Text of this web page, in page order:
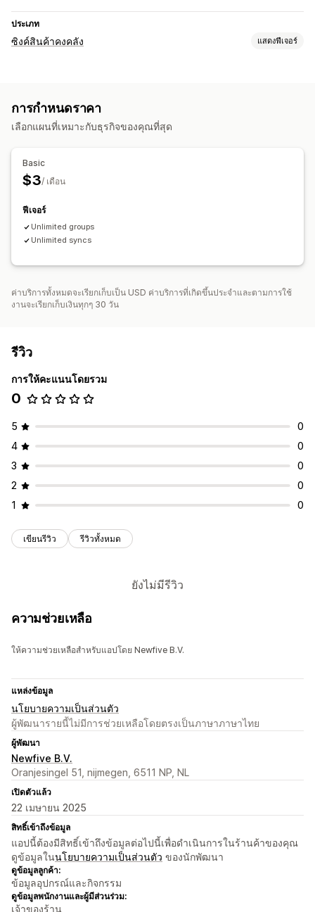
ประเภท
ซิงค์สินค้าคงคลัง แสดงฟีเจอร์
การกำหนดราคา
เลือกแผนที่เหมาะกับธุรกิจของคุณที่สุด
Basic
$3/ เดือน
ฟีเจอร์
Unlimited groups
Unlimited syncs
ค่าบริการทั้งหมดจะเรียกเก็บเป็น USD ค่าบริการที่เกิดขึ้นประจำและตามการใช้
งานจะเรียกเก็บเงินทุกๆ 30 วัน
รีวิว
การให้คะแนนโดยรวม
0
5
0
4
0
3
0
2
0
1
0
เขียนรีวิว รีวิวทั้งหมด
ยังไม่มีรีวิว
ความช่วยเหลือ
ให้ความช่วยเหลือสำหรับแอปโดย Newfive B.V.
แหล่งข้อมูล
นโยบายความเป็นส่วนตัว
ผู้พัฒนารายนี้ไม่มีการช่วยเหลือโดยตรงเป็นภาษาภาษาไทย
ผู้พัฒนา
Newfive B.V.
Oranjesingel 51, nijmegen, 6511 NP, NL
เปิดตัวแล้ว
22 เมษายน 2025
สิทธิ์เข้าถึงข้อมูล
แอปนี้ต้องมีสิทธิ์เข้าถึงข้อมูลต่อไปนี้เพื่อดำเนินการในร้านค้าของคุณ
ดูข้อมูลในนโยบายความเป็นส่วนตัว ของนักพัฒนา
ดูข้อมูลลูกค้า:
ข้อมูลอุปกรณ์และกิจกรรม
ดูข้อมูลพนักงานและผู้มีส่วนร่วม:
เจ้าของร้าน